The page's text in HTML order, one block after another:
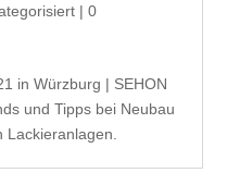
| 0
in Würzburg | SEHON
und Tipps bei Neubau
Lackieranlagen.